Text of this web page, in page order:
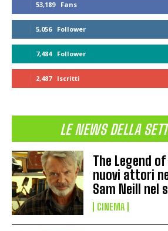
53,189 Fans
5,056 Follower
7,484 Follower
2,487 Iscritti
LE NEWS DELLA
The Legend
nuovi attori
Sam Neill nel
CINEMA